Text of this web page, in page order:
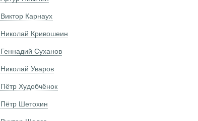
Виктор Карнаух
Николай Кривошеин
Геннадий Суханов
Николай Уваров
Пётр Худобчёнок
Пётр Шетохин